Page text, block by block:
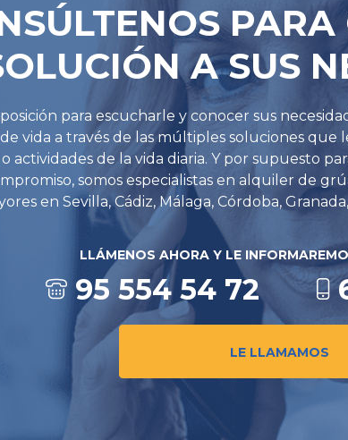
A SUS
para escucharle y conocer sus
vida a través de las múltiples soluciones
actividades de la vida diaria. Y por supuesto
somos especialistas en alquiler de
en Sevilla, Cádiz, Málaga, Córdoba,
LLÁMENOS AHORA Y LE
95 554 54 72
LE LLAMAMOS